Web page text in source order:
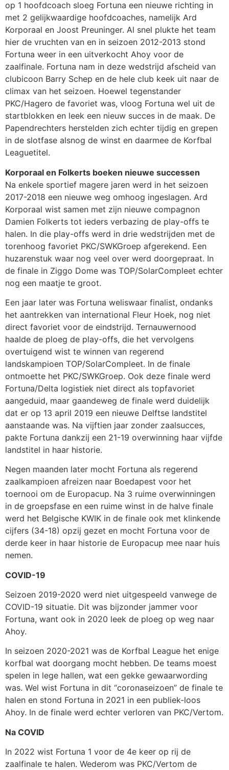
op 1 hoofdcoach sloeg Fortuna een nieuwe richting in
met 2 gelijkwaardige hoofdcoaches, namelijk Ard
Korporaal en Joost Preuninger. Al snel plukte het team
hier de vruchten van en in seizoen 2012-2013 stond
Fortuna weer in een uitverkocht Ahoy voor de
zaalfinale. Fortuna nam in deze wedstrijd afscheid van
clubicoon Barry Schep en de hele club keek uit naar de
climax van het seizoen. Hoewel tegenstander
PKC/Hagero de favoriet was, vloog Fortuna wel uit de
startblokken en leek een nieuw succes in de maak. De
Papendrechters herstelden zich echter tijdig en grepen
in de slotfase alsnog de winst en daarmee de Korfbal
Leaguetitel.
Korporaal en Folkerts boeken nieuwe successen
Na enkele sportief magere jaren werd in het seizoen
2017-2018 een nieuwe weg omhoog ingeslagen. Ard
Korporaal wist samen met zijn nieuwe compagnon
Damien Folkerts tot ieders verbazing de play-offs te
halen. In die play-offs werd in drie wedstrijden met de
torenhoog favoriet PKC/SWKGroep afgerekend. Een
huzarenstuk waar nog veel over werd doorgepraat. In
de finale in Ziggo Dome was TOP/SolarCompleet echter
nog een maatje te groot.
Een jaar later was Fortuna weliswaar finalist, ondanks
het aantrekken van international Fleur Hoek, nog niet
direct favoriet voor de eindstrijd. Ternauwernood
haalde de ploeg de play-offs, die het vervolgens
overtuigend wist te winnen van regerend
landskampioen TOP/SolarCompleet. In de finale
ontmoette het PKC/SWKGroep. Ook deze finale werd
Fortuna/Delta logistiek niet direct als topfavoriet
aangeduid, maar gaandeweg de finale werd duidelijk
dat er op 13 april 2019 een nieuwe Delftse landstitel
aanstaande was. Na vijftien jaar zonder zaalsucces,
pakte Fortuna dankzij een 21-19 overwinning haar vijfde
landstitel in haar historie.
Negen maanden later mocht Fortuna als regerend
zaalkampioen afreizen naar Boedapest voor het
toernooi om de Europacup. Na 3 ruime overwinningen
in de groepsfase en een ruime winst in de halve finale
werd het Belgische KWIK in de finale ook met klinkende
cijfers (34-18) opzij gezet en mocht Fortuna voor de
derde keer in haar historie de Europacup mee naar huis
nemen.
COVID-19
Seizoen 2019-2020 werd niet uitgespeeld vanwege de
COVID-19 situatie. Dit was bijzonder jammer voor
Fortuna, want ook in 2020 leek de ploeg op weg naar
Ahoy.
In seizoen 2020-2021 was de Korfbal League het enige
korfbal wat doorgang mocht hebben. De teams moest
spelen in lege hallen, wat een gekke gewaarwording
was. Wel wist Fortuna in dit “coronaseizoen” de finale te
halen en stond Fortuna in 2021 in een publiek-loos
Ahoy. In de finale werd echter verloren van PKC/Vertom.
Na COVID
In 2022 wist Fortuna 1 voor de 4e keer op rij de
zaalfinale te halen. Wederom was PKC/Vertom de